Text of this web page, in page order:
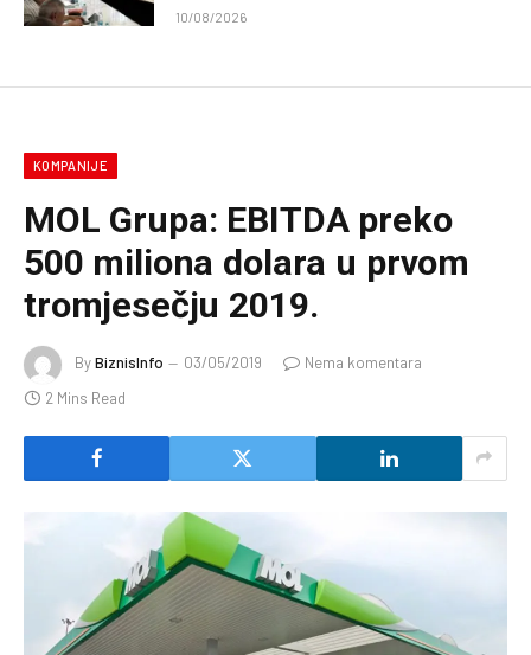
10/08/2026
KOMPANIJE
MOL Grupa: EBITDA preko
500 miliona dolara u prvom
tromjesečju 2019.
ByBiznisInfo 03/05/2019
Nema komentara
2 Mins Read